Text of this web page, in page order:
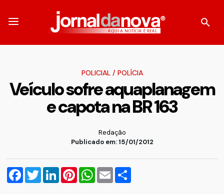
POLICIAL/ POLÍCIA
Veículo sofre aquaplanagem
e capota na BR 163
Redação
Publicado em: 15/01/2012
Facebook
TwitterLinkedInPinterestWhatsApp
Email